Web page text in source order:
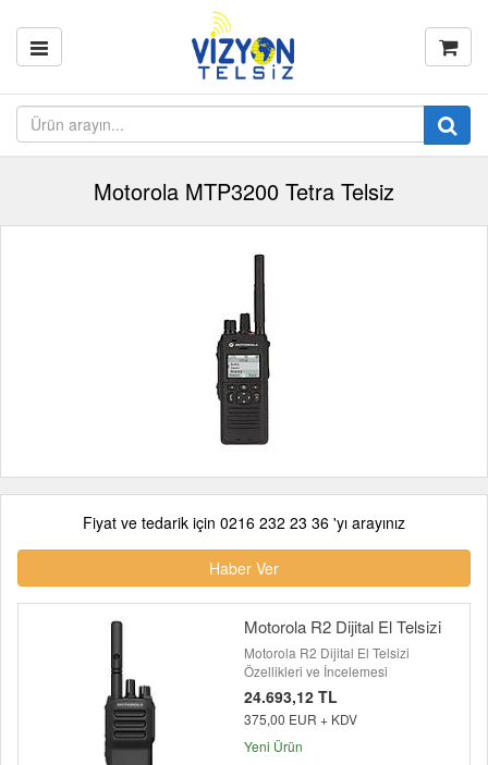
Motorola MTP3200 Tetra Telsiz
Fiyat ve tedarik için 0216 232 23 36 'yı arayınız
Haber Ver
Motorola R2 Dijital El Telsizi
Motorola R2 Dijital El Telsizi
Özellikleri ve İncelemesi
24.693,12 TL
375,00 EUR + KDV
Yeni Ürün